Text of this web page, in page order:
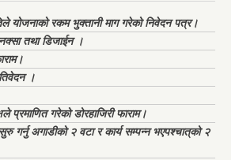
योजनाको रकम भुक्तानी माग गरेको निवेदन पत्र।
तथा डिजाईन ।
।
प्रमाणित गरेको डोरहाजिरी फाराम।
गर्नु अगाडीको २ वटा र कार्य सम्पन्न भएपश्चात्‌को २